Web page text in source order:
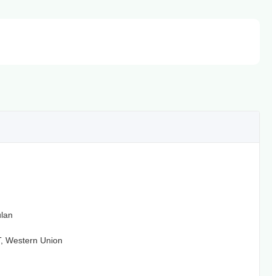
Western Union